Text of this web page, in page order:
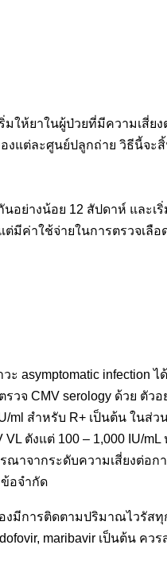
ให้ยาในผู้ป่วยที่มีความเสี่ย
ต่ละศูนย์ปลูกถ่าย วิธีนี้จะสิ้
อย่างน้อย 12 สัปดาห์ และ
มีค่าใช้จ่ายในการตรวจเ
asymptomatic infection
จ CMV serology ด้วย ตัว
ml สำหรับ R+ เป็นต้น ในส่
ตังแต่ 100 – 1,000 IU/
จากระดับความเสี่ยงต่อกา
อจำกัด
มีการติดตามปริมาณไวรัส
maribavir เป็นต้น คว